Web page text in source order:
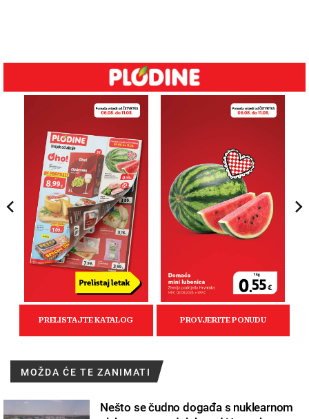
MOŽDA ĆE TE ZANIMATI
Nešto se čudno događa s nuklearnom